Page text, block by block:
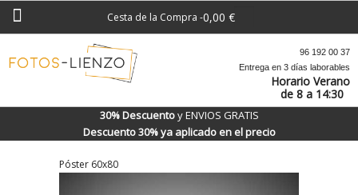
Cesta de la Compra -0,00 €
96 192 00 37
Entrega en 3 días laborables
Horario Verano
de 8 a 14:30
30% Descuentoy ENVIOS GRATIS
Descuento 30% ya aplicado en el precio
Póster 60x80